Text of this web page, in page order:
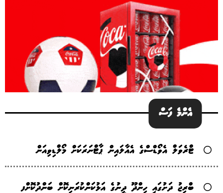
އެންމެ ފަސް
ޓްރެވަލް އެވޯޑްސްގެ އެއާލައިން ޕާޓްނަރަކަށް މޯލްޑިވިއަން
ބްރިޖު ދަށުގައި ހިންދޫ ދީނުގެ އަޅުކަންކުރަނިކޮށް ބަންދުކޮށްފ